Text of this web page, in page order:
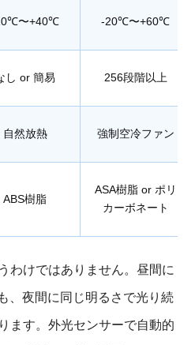
〜+40℃ -20℃〜+60℃
し or 簡易 256段階以上
自然放熱 強制空冷ファン
ABS樹脂
ASA樹脂 or ポリ
カーボネート
わけではありません。昼間に
、夜間に同じ明るさで光り続
ます。外光センサーで自動的